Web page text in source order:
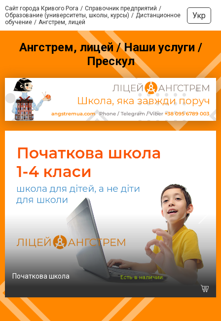
Сайт города Кривого Рога
Справочник предприятий
Образование (университеты, школы, курсы)
Дистанционное
обучение
Ангстрем, лицей
Укр
Ангстрем, лицей / Наши услуги /
Прескул
Початкова школа Есть в наличии